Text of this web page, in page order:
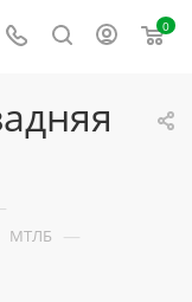
0
МТЛБ —